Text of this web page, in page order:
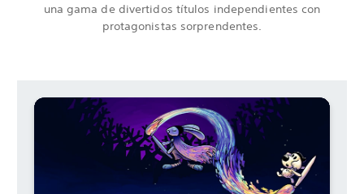
una gama de divertidos títulos independientes con
protagonistas sorprendentes.